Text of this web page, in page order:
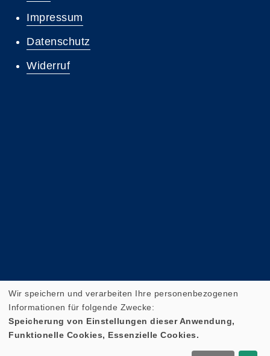
Impressum
Datenschutz
Widerruf
Cookie Einstellungen
Wir speichern und verarbeiten Ihre personenbezogenen
Informationen für folgende Zwecke:
Speicherung von Einstellungen dieser Anwendung,
Funktionelle Cookies, Essenzielle Cookies.